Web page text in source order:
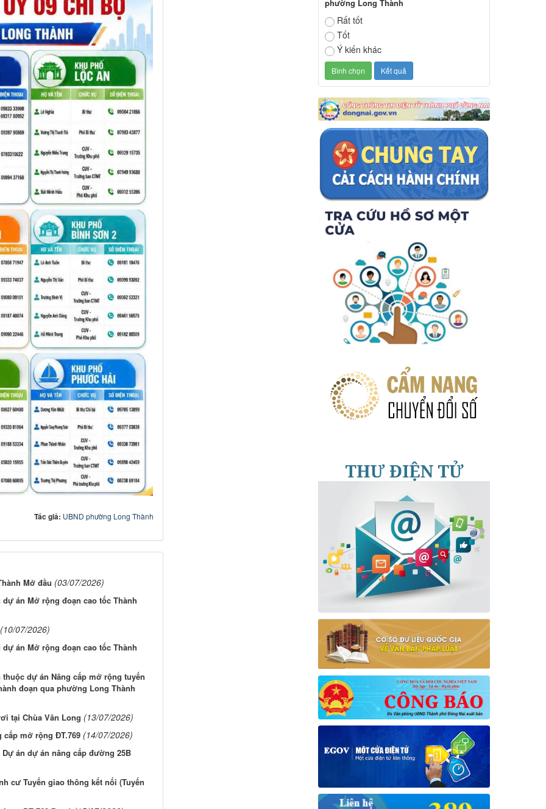
Tác giả: UBND phường Long Thành
Mở đầu (03/07/2026)
án Mở rộng đoạn cao tốc Thành
(10/07/2026)
án Mở rộng đoạn cao tốc Thành
dự án Nâng cấp mở rộng tuyến
đoạn qua phường Long Thành
tại Chùa Vân Long (13/07/2026)
mở rộng ĐT.769 (14/07/2026)
án dự án nâng cấp đường 25B
cư Tuyến giao thông kết nối (Tuyến
phường Long Thành
Rất tốt
Tốt
Ý kiến khác